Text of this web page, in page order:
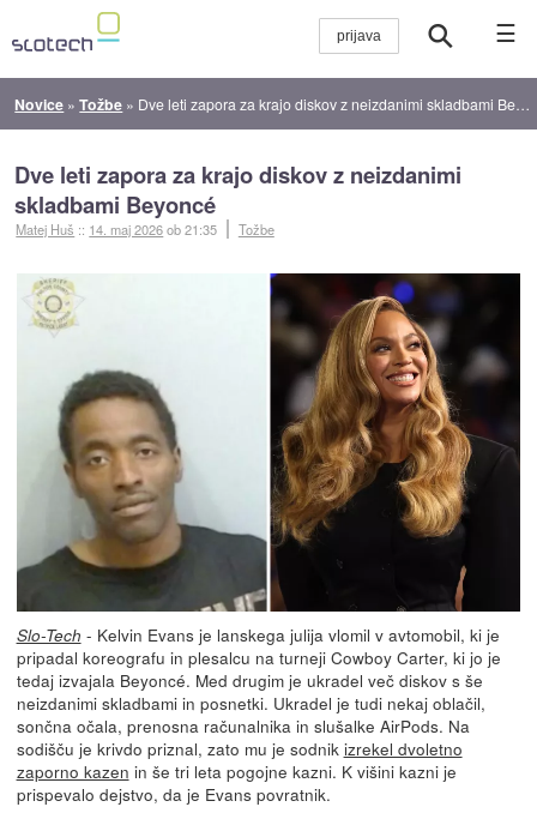
☰
Novice »Tožbe » Dve leti zapora za krajo diskov z neizdanimi skladbami Beyoncé
Dve leti zapora za krajo diskov z neizdanimi
skladbami Beyoncé
Matej Huš :: 14. maj 2026ob 21:35 Tožbe
Slo-Tech - Kelvin Evans je lanskega julija vlomil v avtomobil, ki je
pripadal koreografu in plesalcu na turneji Cowboy Carter, ki jo je
tedaj izvajala Beyoncé. Med drugim je ukradel več diskov s še
neizdanimi skladbami in posnetki. Ukradel je tudi nekaj oblačil,
sončna očala, prenosna računalnika in slušalke AirPods. Na
sodišču je krivdo priznal, zato mu je sodnik izrekel dvoletno
zaporno kazen in še tri leta pogojne kazni. K višini kazni je
prispevalo dejstvo, da je Evans povratnik.